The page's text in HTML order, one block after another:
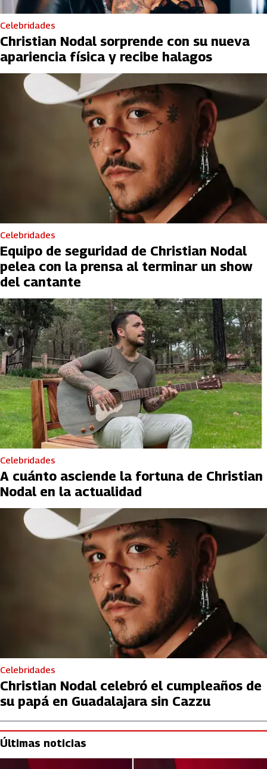
Celebridades
Christian Nodal sorprende con su nueva
apariencia física y recibe halagos
Celebridades
Equipo de seguridad de Christian Nodal
pelea con la prensa al terminar un show
del cantante
Celebridades
A cuánto asciende la fortuna de Christian
Nodal en la actualidad
Celebridades
Christian Nodal celebró el cumpleaños de
su papá en Guadalajara sin Cazzu
Últimas noticias